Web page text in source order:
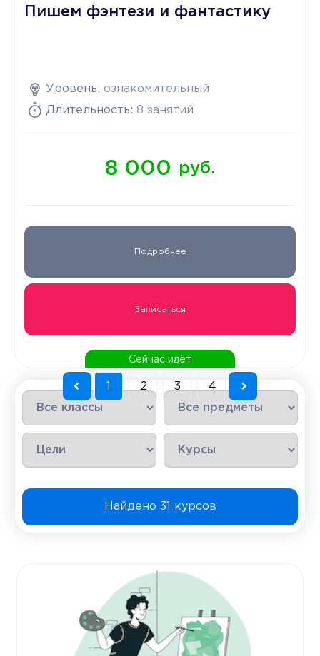
2 3 4
Пишем фэнтези и фантастику
Уровень: ознакомительный
Длительность: 8 занятий
8 000 руб.
Подробнее
Записаться
Сейчас идёт
Найдено 31 курсов